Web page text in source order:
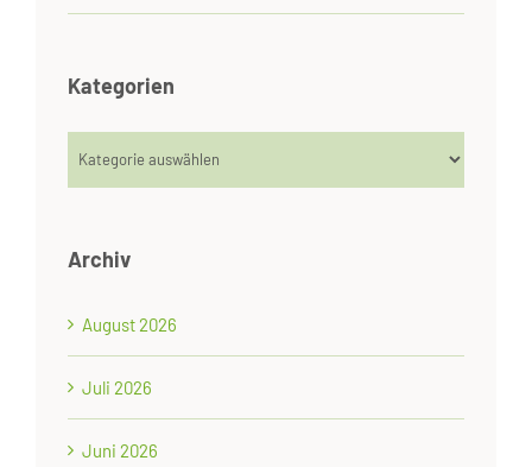
Kategorien
Kategorien
Archiv
August 2026
Juli 2026
Juni 2026